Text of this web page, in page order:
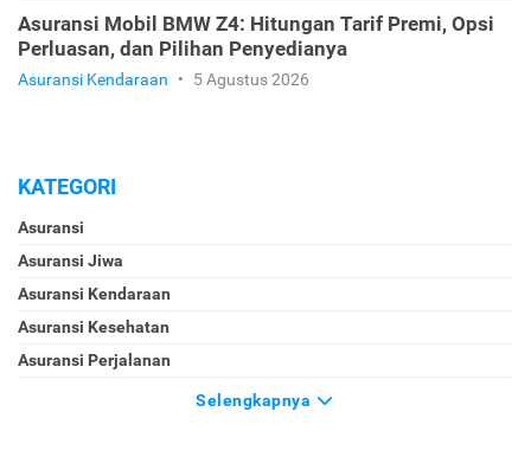
Asuransi Mobil BMW Z4: Hitungan Tarif Premi, Opsi
Perluasan, dan Pilihan Penyedianya
Asuransi Kendaraan • 5 Agustus 2026
KATEGORI
Asuransi
Asuransi Jiwa
Asuransi Kendaraan
Asuransi Kesehatan
Asuransi Perjalanan
Selengkapnya